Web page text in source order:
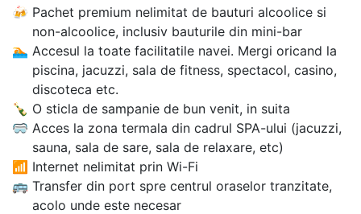
🍻 Pachet premium nelimitat de bauturi alcoolice si
non-alcoolice, inclusiv bauturile din mini-bar
🏊‍ Accesul la toate facilitatile navei. Mergi oricand la
piscina, jacuzzi, sala de fitness, spectacol, casino,
discoteca etc.
🍾 O sticla de sampanie de bun venit, in suita
🥽 Acces la zona termala din cadrul SPA-ului (jacuzzi,
sauna, sala de sare, sala de relaxare, etc)
📶 Internet nelimitat prin Wi-Fi
🚌 Transfer din port spre centrul oraselor tranzitate,
acolo unde este necesar